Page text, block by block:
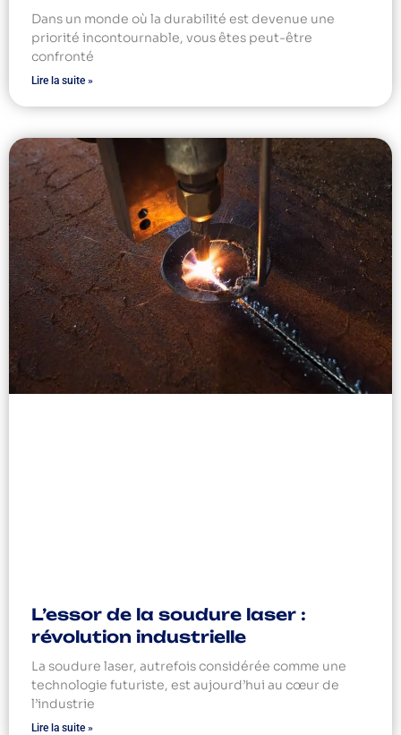
Dans un monde où la durabilité est devenue une
priorité incontournable, vous êtes peut-être
confronté
Lire la suite »
L’essor de la soudure laser :
révolution industrielle
La soudure laser, autrefois considérée comme une
technologie futuriste, est aujourd’hui au cœur de
l’industrie
Lire la suite »